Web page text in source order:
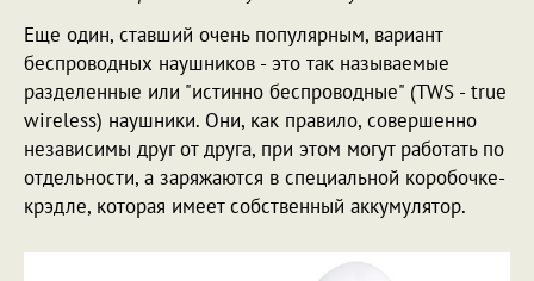
Еще один, ставший очень популярным, вариант
беспроводных наушников - это так называемые
разделенные или "истинно беспроводные" (TWS - true
wireless) наушники. Они, как правило, совершенно
независимы друг от друга, при этом могут работать по
отдельности, а заряжаются в специальной коробочке-
крэдле, которая имеет собственный аккумулятор.